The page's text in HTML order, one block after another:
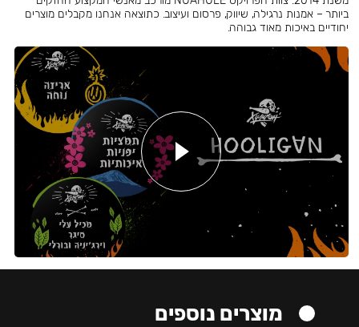
ביותר – אמנות נרגילה, שיווק, פרסום ועיצוב. כתוצאה אנחנו מקבלים מוצרים
יחודיים באיכות מאוד גבוהה.
מוצרים נוספים